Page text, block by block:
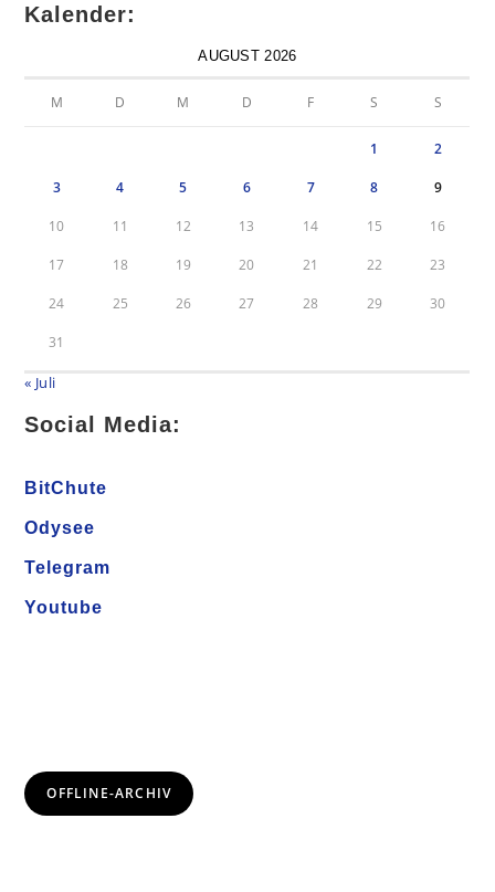
Kalender:
AUGUST 2026
M D M D F S S
1 2
3 4 5 6 7 8 9
10 11 12 13 14 15 16
17 18 19 20 21 22 23
24 25 26 27 28 29 30
31
« Juli
Social Media:
BitChute
Odysee
Telegram
Youtube
OFFLINE-ARCHIV